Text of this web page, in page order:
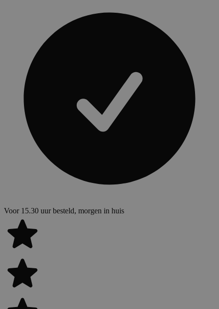
Voor 15.30 uur besteld, morgen in huis